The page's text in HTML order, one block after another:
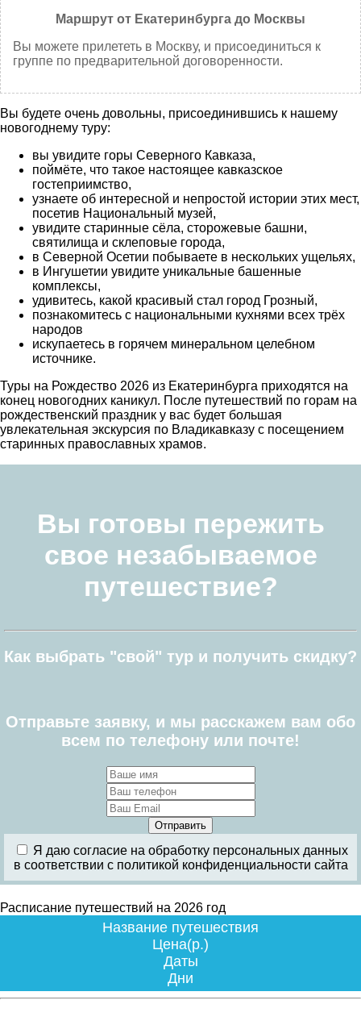
Маршрут от Екатеринбурга до Москвы
Вы можете прилететь в Москву, и присоединиться к
группе по предварительной договоренности.
Вы будете очень довольны, присоединившись к нашему
новогоднему туру:
вы увидите горы Северного Кавказа,
поймёте, что такое настоящее кавказское
гостеприимство,
узнаете об интересной и непростой истории этих мест,
посетив Национальный музей,
увидите старинные сёла, сторожевые башни,
святилища и склеповые города,
в Северной Осетии побываете в нескольких ущельях,
в Ингушетии увидите уникальные башенные
комплексы,
удивитесь, какой красивый стал город Грозный,
познакомитесь с национальными кухнями всех трёх
народов
искупаетесь в горячем минеральном целебном
источнике.
Туры на Рождество 2026 из Екатеринбурга приходятся на
конец новогодних каникул. После путешествий по горам на
рождественский праздник у вас будет большая
увлекательная экскурсия по Владикавказу с посещением
старинных православных храмов.
Вы готовы пережить
свое незабываемое
путешествие?
Как выбрать "свой" тур и получить скидку?
Отправьте заявку, и мы расскажем вам обо
всем по телефону или почте!
Я даю согласие на обработку персональных данных
в соответствии с политикой конфиденциальности сайта
Расписание путешествий на 2026 год
Название путешествия
Цена(р.)
Даты
Дни